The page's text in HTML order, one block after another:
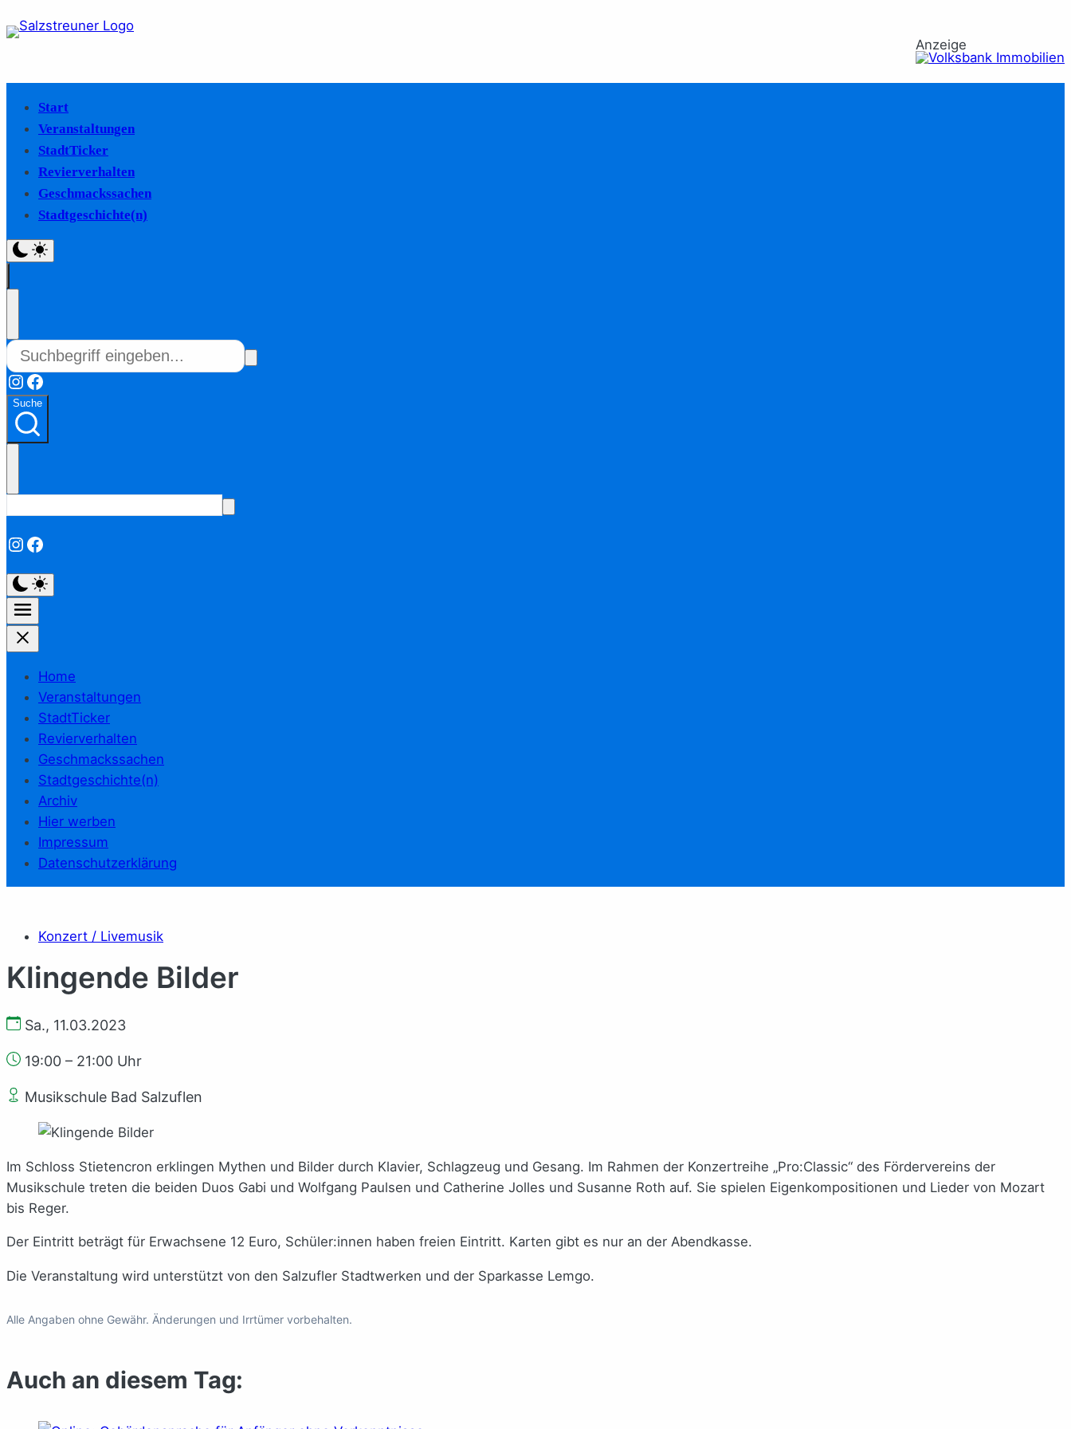
Anzeige
Start
Veranstaltungen
StadtTicker
Revierverhalten
Geschmackssachen
Stadtgeschichte(n)
Instagram
Facebook
Suche
Instagram
Facebook
Home
Veranstaltungen
StadtTicker
Revierverhalten
Geschmackssachen
Stadtgeschichte(n)
Archiv
Hier werben
Impressum
Datenschutzerklärung
Konzert / Livemusik
Klingende Bilder
Sa., 11.03.2023
19:00 – 21:00 Uhr
Musikschule Bad Salzuflen
Im Schloss Stietencron erklingen Mythen und Bilder durch Klavier, Schlagzeug und Gesang. Im Rahmen der Konzertreihe „Pro:Classic“ des Fördervereins der
Musikschule treten die beiden Duos Gabi und Wolfgang Paulsen und Catherine Jolles und Susanne Roth auf. Sie spielen Eigenkompositionen und Lieder von Mozart
bis Reger.
Der Eintritt beträgt für Erwachsene 12 Euro, Schüler:innen haben freien Eintritt. Karten gibt es nur an der Abendkasse.
Die Veranstaltung wird unterstützt von den Salzufler Stadtwerken und der Sparkasse Lemgo.
Alle Angaben ohne Gewähr. Änderungen und Irrtümer vorbehalten.
Auch an diesem Tag: